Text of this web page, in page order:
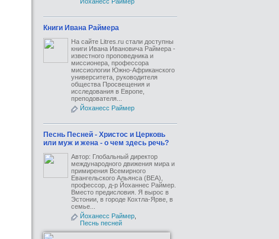
Книги Ивана Раймера
На сайте Litres.ru стали доступны
книги Ивана Ивановича Раймера -
известного проповедника и
миссионера, профессора
миссиологии Южно-Африканского
университета, руководителя
общества Просвещения и
исследования в Европе,
преподователя...
Йоханесс Раймер
Песнь Песней - Христос и Церковь
или муж и жена - о чем здесь речь?
Автор: Глобальный директор
международного движения мира и
примирения Всемирного
Евангельского Альянса (ВЕА),
профессор, д-р Йоханнес Раймер.
Вместо предисловия. Я вырос в
Эстонии, в городе Кохтла-Ярве, в
семье...
Йоханесс Раймер
Песнь песней